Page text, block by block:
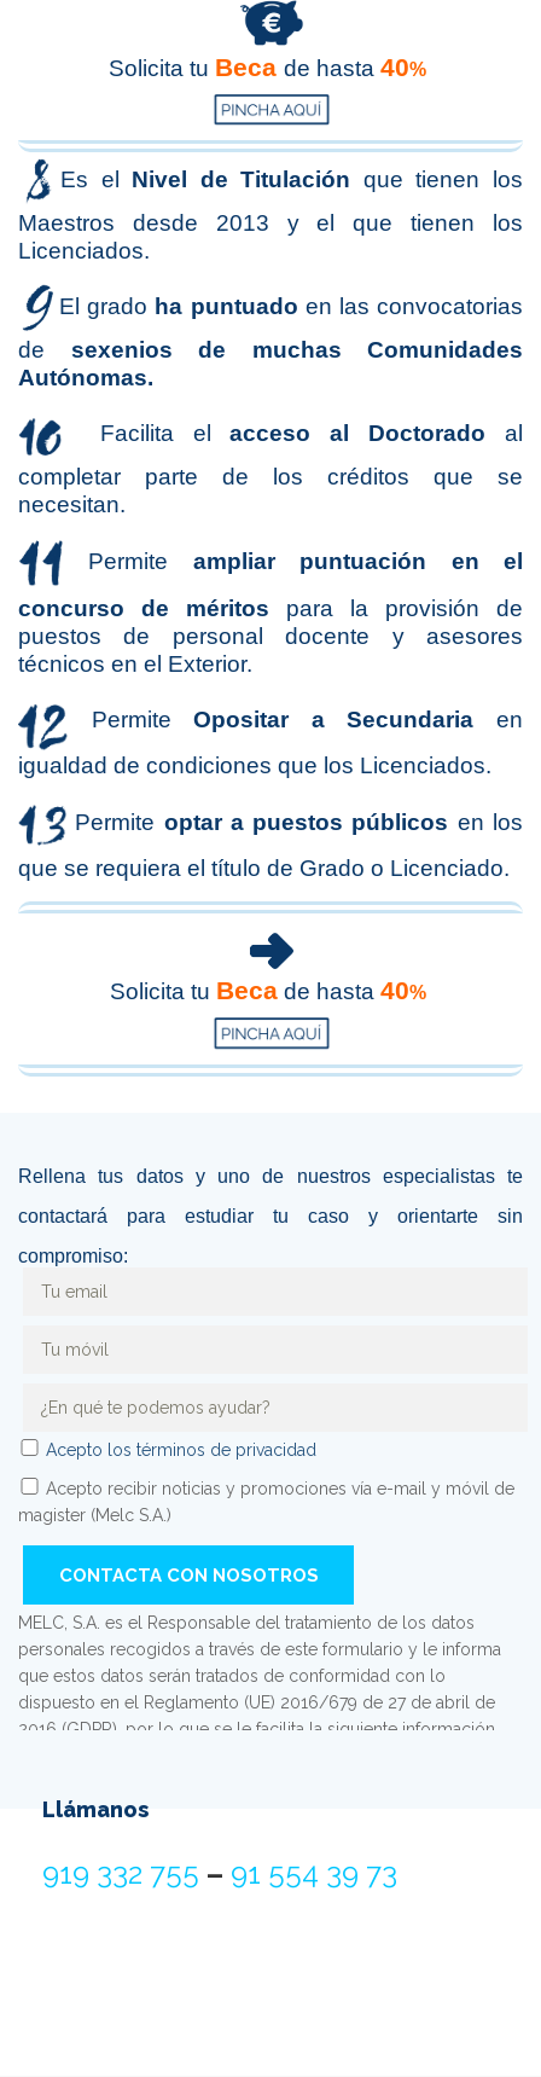
Solicita tu Beca de hasta 40%
Es el Nivel de Titulación que tienen los
Maestros desde 2013 y el que tienen los
Licenciados.
El grado ha puntuado en las convocatorias
de sexenios de muchas Comunidades
Autónomas.
Facilita elacceso al Doctorado al
completar parte de los créditos que se
necesitan.
Permite ampliar puntuación
en el
concurso de méritos para la provisión de
puestos de personal docente y asesores
técnicos en el Exterior.
Permite Opositar a Secundaria en
igualdad de condiciones que los Licenciados.
Permite optar a puestos públicos en los
que se requiera el título de Grado o Licenciado.
Solicita tu Becade hasta 40%
Rellena tus datos y uno de nuestros especialistas te
contactará para estudiar tu caso y orientarte sin
compromiso:
Acepto los términos de privacidad
Acepto recibir noticias y promociones vía e-mail y móvil de
magister (Melc S.A.)
MELC, S.A. es el Responsable del tratamiento de los datos
personales recogidos a través de este formulario y le informa
que estos datos serán tratados de conformidad con lo
dispuesto en el Reglamento (UE) 2016/679 de 27 de abril de
2016 (GDPR), por lo que se le facilita la siguiente información
productos y servicios. Criterios de conservación de los datos:
el fin del tratamiento y cuando ya no sea necesario para tal fin,
se suprimirán con medidas de seguridad adecuadas para
Llámanos
919 332 755 – 91 554 39 73